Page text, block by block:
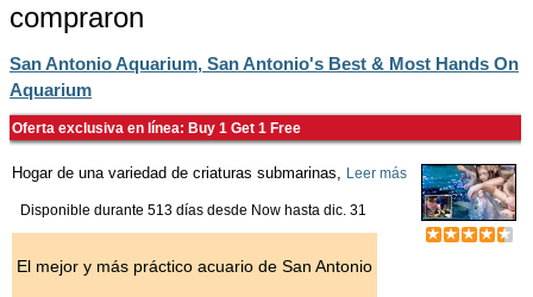
compraron
San Antonio Aquarium, San Antonio's Best & Most Hands On
Aquarium
Oferta exclusiva en línea: Buy 1 Get 1 Free
Hogar de una variedad de criaturas submarinas, Leer más
Disponible durante 513 días desde Now hasta dic. 31
El mejor y más práctico acuario de San Antonio